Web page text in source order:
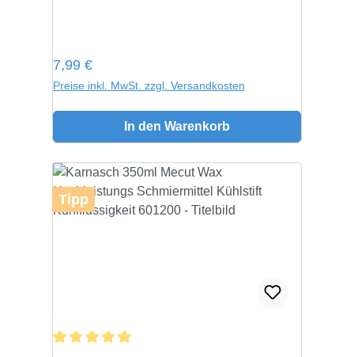
Regulärer Preis:
7,99 €
Preise inkl. MwSt. zzgl. Versandkosten
In den Warenkorb
Tipp